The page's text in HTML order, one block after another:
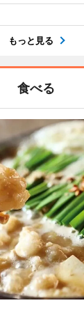
もっと見る
食べる